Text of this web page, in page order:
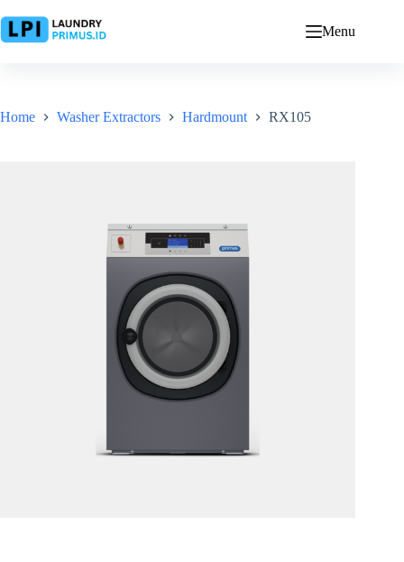
to
content
Menu
Home Washer Extractors Hardmount RX105